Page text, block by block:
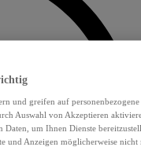
und greifen auf
Auswahl von Akzeptieren
Daten, um Ihnen Dienste
und Anzeigen möglicherweise nicht